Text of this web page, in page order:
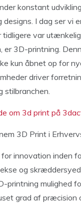
konstant
I dag ser vi
tidligere var
er 3D-printning.
kun åbnet op for
driver
stilbranchen.
om 3d print på
3D Print i
innovation inden
og
printning mulighed
grad af præcision